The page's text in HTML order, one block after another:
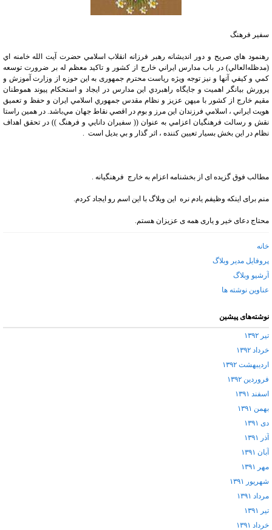
سفیر فرهنگ
رهنمود هاي صريح و دور انديشانه رهبر فرزانه انقلاب اسلامي حضرت آيت الله خامنه اي
(مدظله‌العالي) در باب مدارس ايراني خارج از كشور و تاكيد معظم له بر ضرورت توسعه
كمي و كيفي آنها و نيز توجه ويژه رياست محترم جمهوری به اين حوزه از وزارت آموزش و
پرورش بيانگر اهميت و جايگاه راهبردي اين مدارس در ايجاد و استحكام پيوند هموطنان
مقيم خارج از كشور با ميهن عزيز و نظام مقدس جمهوري اسلامي ايران و حفظ و تعميق
هويت ايراني ، اسلامي فرزندان اين مرز و بوم در اقصي نقاط جهان مي‌باشد. در همين راستا
نقش و رسالت فرهنگيان اعزامي به عنوان (( سفيران دانايي و فرهنگ )) در تحقق اهداف
نظام در اين بخش بسيار تعيين كننده ، اثر گذار و بي بديل است .
مطالب فوق گزیده ای از بخشنامه اعزام به خارج فرهنگیانه .
منم برای اینکه وظیفم یادم نره این وبلاگ با این اسم رو ایجاد کردم.
محتاج دعای خیر و یاری همه ی عزیزان هستم.
خانه
پروفایل مدیر وبلاگ
آرشیو وبلاگ
عناوین نوشته ها
نوشته‌های پیشین
تیر ۱۳۹۲
خرداد ۱۳۹۲
اردیبهشت ۱۳۹۲
فروردین ۱۳۹۲
اسفند ۱۳۹۱
بهمن ۱۳۹۱
دی ۱۳۹۱
آذر ۱۳۹۱
آبان ۱۳۹۱
مهر ۱۳۹۱
شهریور ۱۳۹۱
مرداد ۱۳۹۱
تیر ۱۳۹۱
خرداد ۱۳۹۱